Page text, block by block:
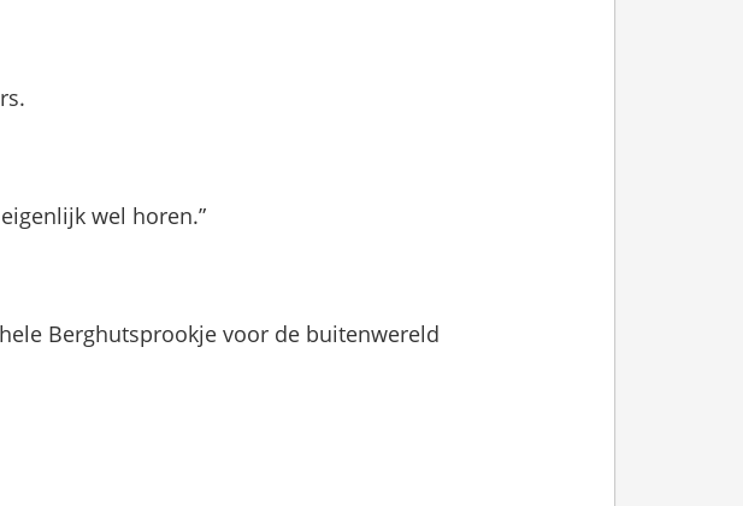
wel horen.”
Berghutsprookje voor de buitenwereld